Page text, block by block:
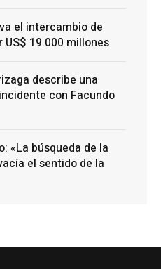
el intercambio de
US$ 19.000 millones
describe una
con Facundo
«La búsqueda de la
el sentido de la